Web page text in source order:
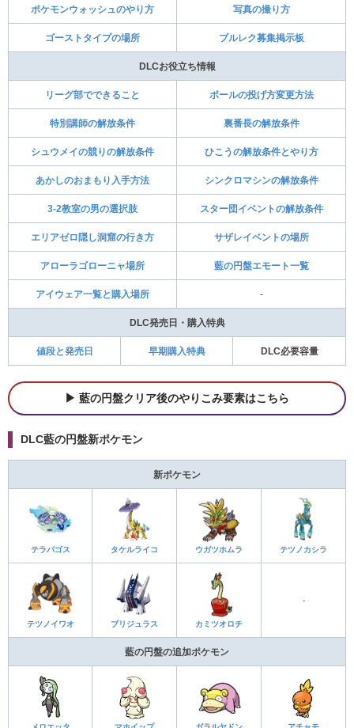
ポケモンウォッシュのやり方 写真の撮り方
ゴーストタイプの場所 ブルレク募集掲示板
DLCお役立ち情報
リーグ部でできること ボールの投げ方変更方法
特別講師の解放条件 裏番長の解放条件
シュウメイの競りの解放条件 ひこうの解放条件とやり方
あかしのおまもり入手方法 シンクロマシンの解放条件
3-2教室の男の選択肢 スター団イベントの解放条件
エリアゼロ隠し洞窟の行き方 サザレイベントの場所
アローラゴローニャ場所 藍の円盤エモート一覧
アイウェア一覧と購入場所 -
DLC発売日・購入特典
値段と発売日 早期購入特典 DLC必要容量
藍の円盤クリア後のやりこみ要素はこちら
DLC藍の円盤新ポケモン
新ポケモン
テラパゴス タケルライコ ウガツホムラ テツノカシラ
テツノイワオ ブリジュラス カミツオロチ
-
藍の円盤の追加ポケモン